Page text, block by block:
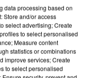
data processing based on
Store and/or access
select advertising; Create
to select personalised
Measure content
statistics or combinations
improve services; Create
to select personalised